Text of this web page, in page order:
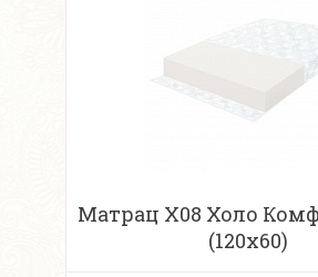
Матрац Х08 Холо
(120х60)